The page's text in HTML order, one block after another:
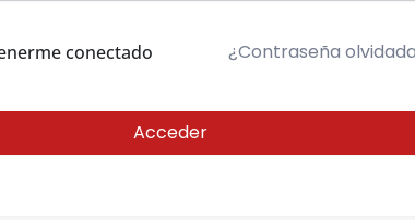
conectado ¿Contraseña
Acceder